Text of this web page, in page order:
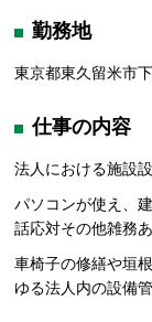
勤務地
東京都東久留米市
仕事の内容
法人における施設
パソコンが使え、
話応対その他雑務
車椅子の修繕や垣
ゆる法人内の設備